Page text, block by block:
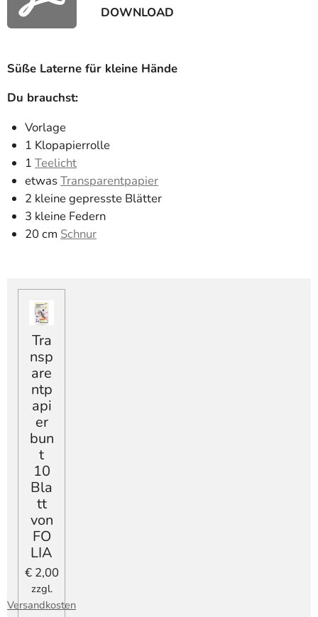
DOWNLOAD
Süße Laterne für kleine Hände
Du brauchst:
Vorlage
1 Klopapierrolle
1 Teelicht
etwasTransparentpapier
2 kleine gepresste Blätter
3 kleine Federn
20 cm Schnur
Tra
nsp
are
ntp
api
er
bun
t
10
Bla
tt
von
FO
LIA
€ 2,00
zzgl.
Versandkosten